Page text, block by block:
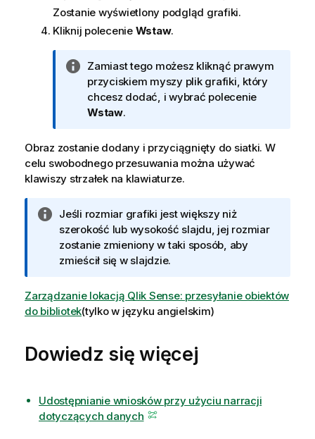
Zostanie wyświetlony podgląd grafiki.
Kliknij polecenie Wstaw.
I
n
f
o
m
a
c
Zamiast tego możesz kliknąć prawym
przyciskiem myszy plik grafiki, który
chcesz dodać, i wybrać polecenie
Wstaw.
Obraz zostanie dodany i przyciągnięty do siatki. W
celu swobodnego przesuwania można używać
klawiszy strzałek na klawiaturze.
I
n
f
o
m
a
a
Jeśli rozmiar grafiki jest większy niż
szerokość lub wysokość slajdu, jej rozmiar
zostanie zmieniony w taki sposób, aby
zmieścił się w slajdzie.
Zarządzanie lokacją Qlik Sense: przesyłanie obiektów
do bibliotek(tylko w języku angielskim)
Dowiedz się więcej
Udostępnianie wniosków przy użyciu narracji
dotyczących danych